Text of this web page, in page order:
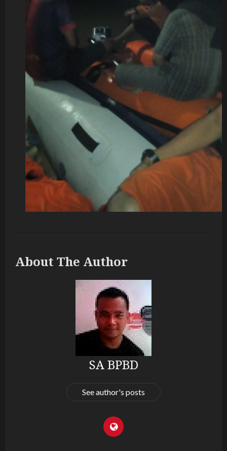
About The Author
SA BPBD
See author's posts